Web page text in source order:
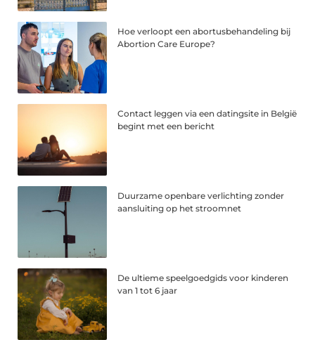
Hoe verloopt een abortusbehandeling bij
Abortion Care Europe?
Contact leggen via een datingsite in België
begint met een bericht
Duurzame openbare verlichting zonder
aansluiting op het stroomnet
De ultieme speelgoedgids voor kinderen
van 1 tot 6 jaar